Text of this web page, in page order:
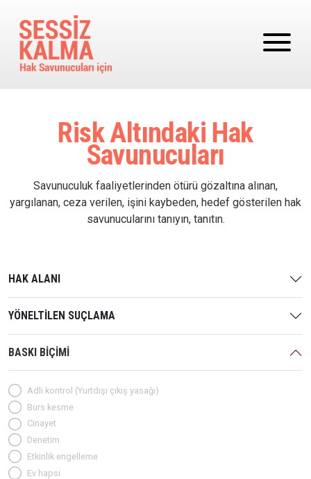
Risk Altındaki Hak
Savunucuları
Savunuculuk faaliyetlerinden ötürü gözaltına alınan,
yargılanan, ceza verilen, işini kaybeden, hedef gösterilen hak
savunucularını tanıyın, tanıtın.
HAK ALANI
YÖNELTİLEN SUÇLAMA
BASKI BİÇİMİ
Adli kontrol (Yurtdışı çıkış yasağı)
Burs kesme
Cinayet
Denetim
Etkinlik engelleme
Ev hapsi